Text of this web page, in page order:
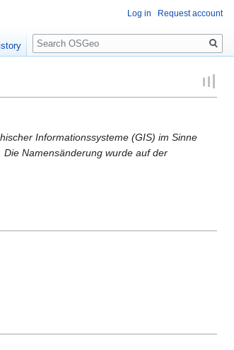
Informationssysteme (GIS) im Sinne
Namensänderung wurde auf der
Log in Request account
Search